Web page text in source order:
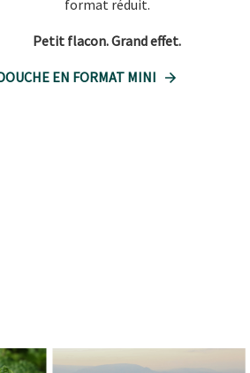
format réduit.
Petit flacon. Grand effet.
EN FORMAT MINI